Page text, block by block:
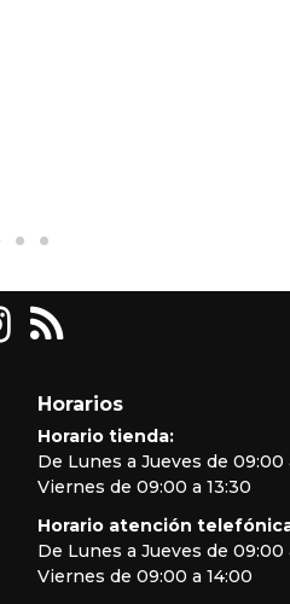
Horarios
Horario tienda:
De Lunes a Jueves de 09:00
Viernes de 09:00 a 13:30
Horario atención
De Lunes a Jueves de 09:00
Viernes de 09:00 a 14:00